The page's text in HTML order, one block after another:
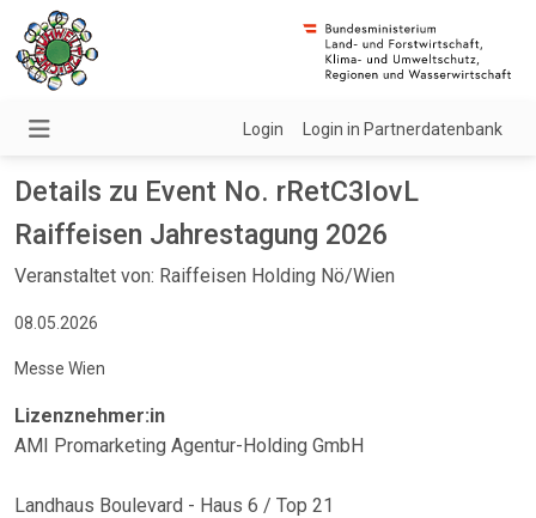
Login Login in Partnerdatenbank
Details zu Event No. rRetC3IovL
Raiffeisen Jahrestagung 2026
Veranstaltet von: Raiffeisen Holding Nö/Wien
08.05.2026
Messe Wien
Lizenznehmer:in
AMI Promarketing Agentur-Holding GmbH
Landhaus Boulevard - Haus 6 / Top 21